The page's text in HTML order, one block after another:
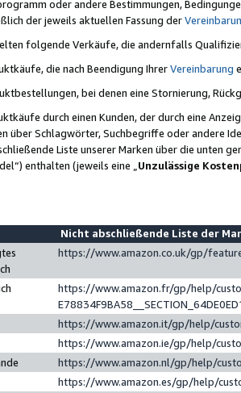
oder andere Bestimmungen,
der jeweils aktuellen Fassung der
folgende Verkäufe, die andernfalls
die nach Beendigung IhrerVereinbarung
bei denen eine Stornierung,
durch einen Kunden, der durch eine
über Schlagwörter, Suchbegriffe oder andere
Liste unserer Marken über die unten
enthalten (jeweils eine „ Unzulässige
Nicht abschließende Liste der
https://www.amazon.co.uk/gp/
https://www.amazon.fr/gp/help/
https://www.amazon.it/gp/help/
https://www.amazon.ie/gp/help/
https://www.amazon.nl/gp/help/
https://www.amazon.es/gp/help/